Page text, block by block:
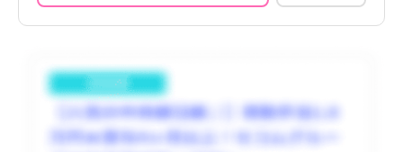
tax_region
利島村
新島村
神津島村
tax_region
利島村
新島村
神津島村